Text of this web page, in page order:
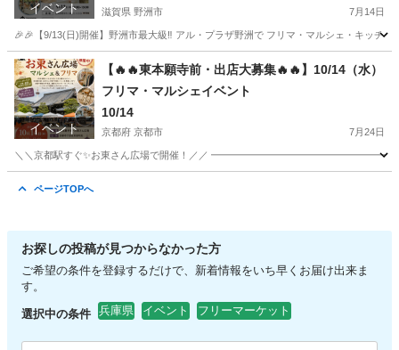
イベント 滋賀県 野洲市 7月14日
🎉🎉【9/13(日)開催】野洲市最大級‼ アル・プラザ野洲で フリマ・マルシェ・キッチ
滋賀 野洲市 フリーマーケット
イベント
【🔥🔥東本願寺前・出店大募集🔥🔥】10/14（水）
フリマ・マルシェイベント
10/14
京都府 京都市 7月24日
＼＼京都駅すぐ✨お東さん広場で開催！／／ ━━━━━━━━━━━━━━━━━━ 🛍
ページTOPへ
お探しの投稿が見つからなかった方
ご希望の条件を登録するだけで、新着情報をいち早くお届け出来ま
す。
選択中の条件 兵庫県 イベント フリーマーケット